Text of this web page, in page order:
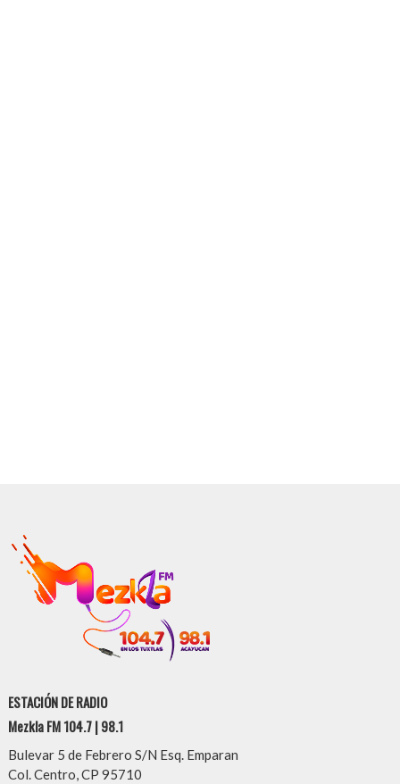
ESTACIÓN DE RADIO
Mezkla FM 104.7 | 98.1
Bulevar 5 de Febrero S/N Esq. Emparan
Col. Centro, CP 95710